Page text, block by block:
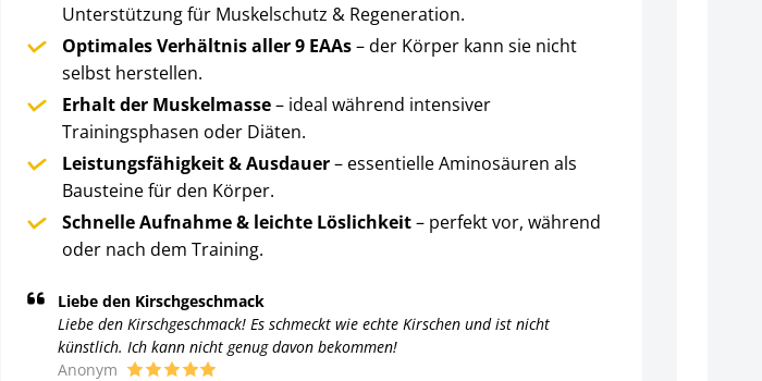
Unterstützung für Muskelschutz & Regeneration.
Optimales Verhältnis aller 9 EAAs– der Körper kann sie nicht
selbst herstellen.
Erhalt der Muskelmasse– ideal während intensiver
Trainingsphasen oder Diäten.
Leistungsfähigkeit & Ausdauer– essentielle Aminosäuren als
Bausteine für den Körper.
Schnelle Aufnahme & leichte Löslichkeit– perfekt vor, während
oder nach dem Training.
Liebe den Kirschgeschmack
Liebe den Kirschgeschmack! Es schmeckt wie echte Kirschen und ist nicht
künstlich. Ich kann nicht genug davon bekommen!
Anonym